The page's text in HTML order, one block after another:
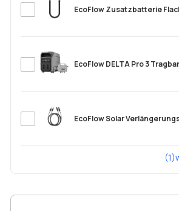
EcoFlow Zusatzbatterie
EcoFlow DELTA Pro 3
EcoFlow Solar